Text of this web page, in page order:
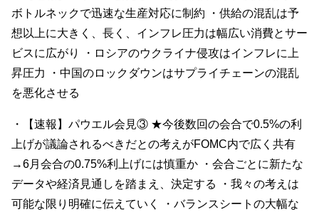
ボトルネックで迅速な生産対応に制約 ・供給の混乱は予
想以上に大きく、長く、インフレ圧力は幅広い消費とサー
ビスに広がり ・ロシアのウクライナ侵攻はインフレに上
昇圧力 ・中国のロックダウンはサプライチェーンの混乱
を悪化させる
・【速報】パウエル会見③ ★今後数回の会合で0.5%の利
上げが議論されるべきだとの考えがFOMC内で広く共有
→6月会合の0.75%利上げには慎重か ・会合ごとに新たな
データや経済見通しを踏まえ、決定する ・我々の考えは
可能な限り明確に伝えていく ・バランスシートの大幅な